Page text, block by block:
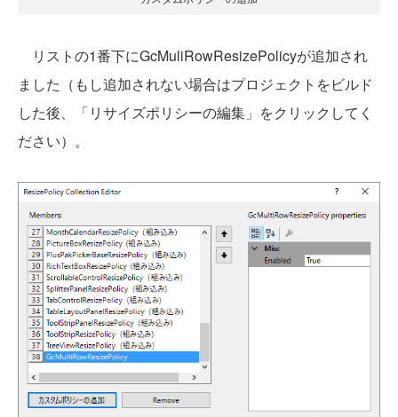
リストの1番下にGcMuliRowResizePolicyが追加され
ました（もし追加されない場合はプロジェクトをビルド
した後、「リサイズポリシーの編集」をクリックしてく
ださい）。